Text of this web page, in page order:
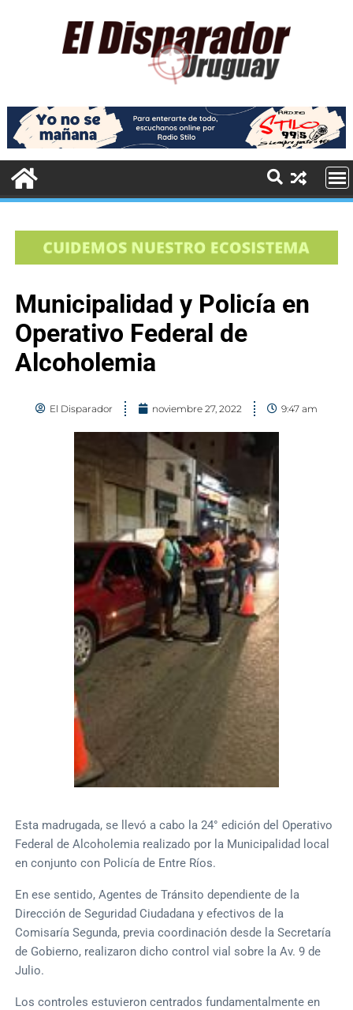
Municipalidad y Policía en
Operativo Federal de
Alcoholemia
El Disparador noviembre 27, 2022 9:47 am
Esta madrugada, se llevó a cabo la 24° edición del Operativo
Federal de Alcoholemia realizado por la Municipalidad local
en conjunto con Policía de Entre Ríos.
En ese sentido, Agentes de Tránsito dependiente de la
Dirección de Seguridad Ciudadana y efectivos de la
Comisaría Segunda, previa coordinación desde la Secretaría
de Gobierno, realizaron dicho control vial sobre la Av. 9 de
Julio.
Los controles estuvieron centrados fundamentalmente en